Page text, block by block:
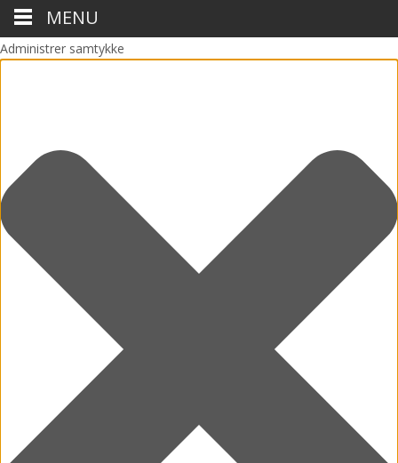
Administrer samtykke
MENU